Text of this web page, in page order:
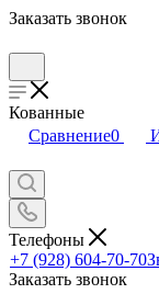
Заказать звонок
Кованные
Сравнение0
Телефоны
+7 (928) 604-70-70
Заказать звонок